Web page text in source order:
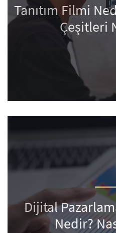
Tanıtım Filmi
Çeşitleri
Dijital
Nedir?